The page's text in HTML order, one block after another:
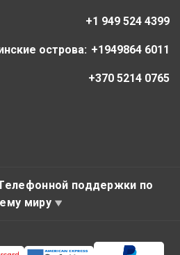
+1 949 524 4399
острова: +1949864 6011
+370 5214 0765
поддержки по
миру